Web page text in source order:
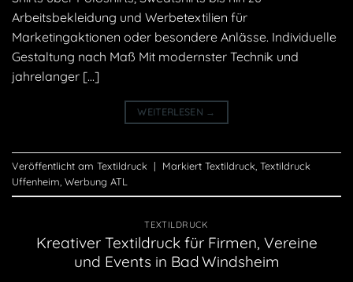
Arbeitsbekleidung und Werbetextilien für
Marketingaktionen oder besondere Anlässe. Individuelle
Gestaltung nach Maß Mit modernster Technik und
jahrelanger […]
WEITERLESEN →
Veröffentlicht am Textildruck | Markiert Textildruck Textildruck
Uffenheim Werbung ATL
TEXTILDRUCK
Kreativer Textildruck für Firmen, Vereine
und Events in Bad Windsheim